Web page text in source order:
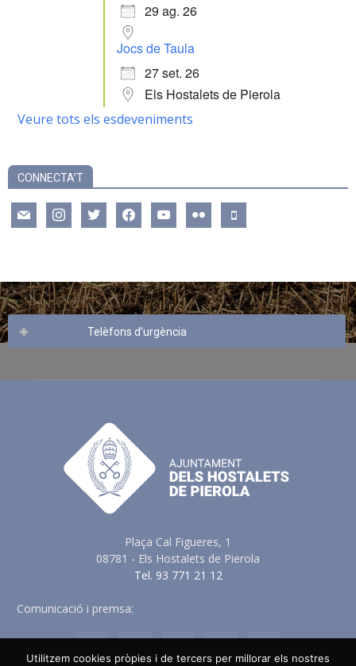
29 ag. 26
Jocs de Taula
27 set. 26
Els Hostalets de Pierola
Veure tots els esdeveniments
CONNECTA’T
mail instagramtwitter facebookyoutube flickr mobile
Telèfons d’urgència
Plaça Cal Figueres, 1
08781 - Els Hostalets de Pierola
Tel. 93 771 21 12
Comunicació i premsa:
Utilitzem cookies pròpies i de tercers per millorar els nostres